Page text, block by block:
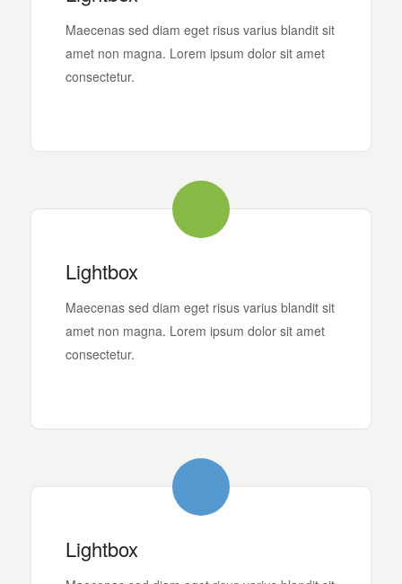
Maecenas sed diam eget risus varius blandit sit
amet non magna. Lorem ipsum dolor sit amet
consectetur.
Lightbox
Maecenas sed diam eget risus varius blandit sit
amet non magna. Lorem ipsum dolor sit amet
consectetur.
Lightbox